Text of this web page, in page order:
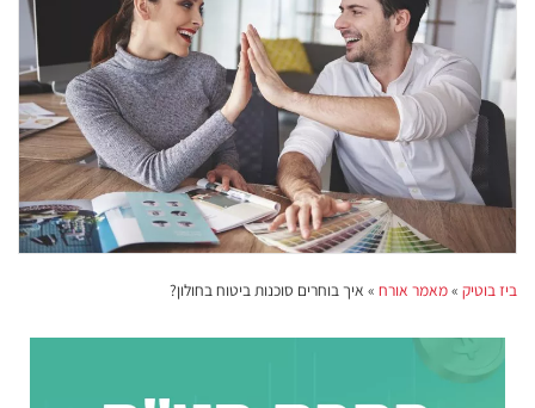
ביז בוטיק »מאמר אורח » איך בוחרים סוכנות ביטוח בחולון?